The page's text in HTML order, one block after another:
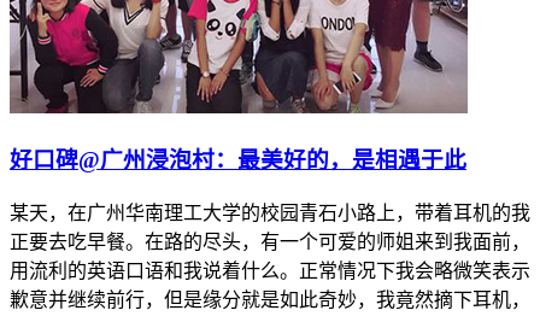
好口碑@​广州浸泡村：最美好的，是相遇于此
某天，在广州华南理工大学的校园青石小路上，带着耳机的我
正要去吃早餐。在路的尽头，有一个可爱的师姐来到我面前，
用流利的英语口语和我说着什么。正常情况下我会略微笑表示
歉意并继续前行，但是缘分就是如此奇妙，我竟然摘下耳机，